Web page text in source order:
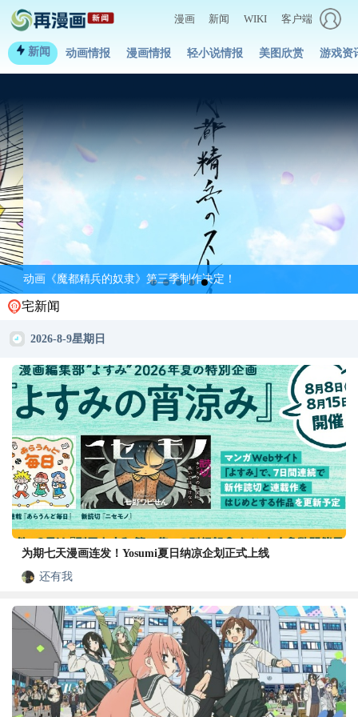
漫画 新闻 WIKI 客户端
新闻 动画情报 漫画情报 轻小说情报 美图欣赏 游戏资
动画《魔都精兵的奴隶》第三季制作决定！
宅新闻
2026-8-9星期日
为期七天漫画连发！Yosumi夏日纳凉企划正式上线
还有我